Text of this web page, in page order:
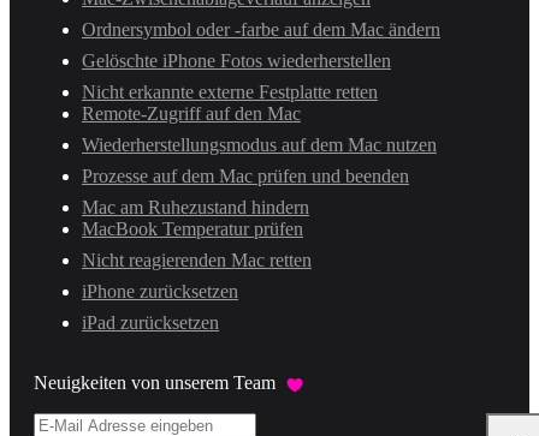
Ordnersymbol oder -farbe auf dem Mac ändern
Gelöschte iPhone Fotos wiederherstellen
Nicht erkannte externe Festplatte retten
Remote-Zugriff auf den Mac
Wiederherstellungsmodus auf dem Mac nutzen
Prozesse auf dem Mac prüfen und beenden
Mac am Ruhezustand hindern
MacBook Temperatur prüfen
Nicht reagierenden Mac retten
iPhone zurücksetzen
iPad zurücksetzen
Neuigkeiten von unserem Team